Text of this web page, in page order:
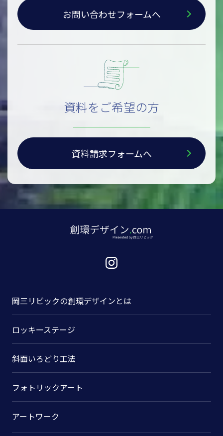
お問い合わせフォームへ
資料をご希望の方
資料請求フォームへ
岡三リビックの創環デザインとは
ロッキーステージ
斜面いろどり工法
フォトリックアート
アートワーク